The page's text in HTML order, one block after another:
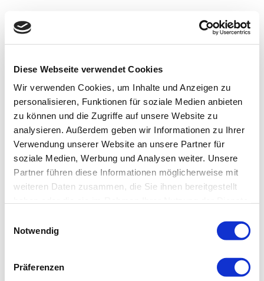
Diese Webseite verwendet Cookies
Wir verwenden Cookies, um Inhalte und Anzeigen zu
personalisieren, Funktionen für soziale Medien anbieten
zu können und die Zugriffe auf unsere Website zu
analysieren. Außerdem geben wir Informationen zu Ihrer
Verwendung unserer Website an unsere Partner für
soziale Medien, Werbung und Analysen weiter. Unsere
Partner führen diese Informationen möglicherweise mit
weiteren Daten zusammen, die Sie ihnen bereitgestellt
Notwendig
Präferenzen